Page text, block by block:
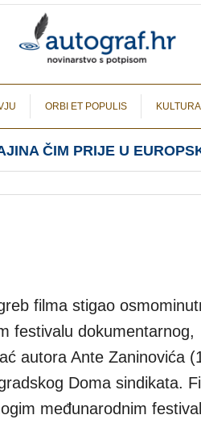
ORBI ET POPULIS KULTURA
ČIM PRIJE U
filma stigao
festivalu dokumentarnog,
autora Ante Zaninovića
Doma sindikata.
međunarodnim